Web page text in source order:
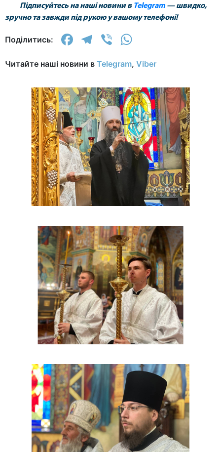
Підписуйтесь на наші новини в Telegram — швидко,
зручно та завжди під рукою у вашому телефоні!
Поділитись: Facebook
Telegram
Viber
Читайте наші новини в Telegram, Viber